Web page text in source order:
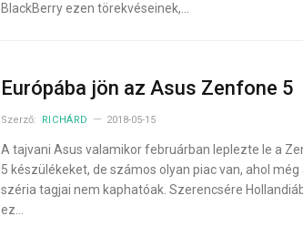
BlackBerry ezen törekvéseinek,…
Európába jön az Asus Zenfone 5
Szerző: RICHÁRD 2018-05-15
A tajvani Asus valamikor februárban leplezte le a
5 készülékeket, de számos olyan piac van, ahol még
széria tagjai nem kaphatóak. Szerencsére
ez…